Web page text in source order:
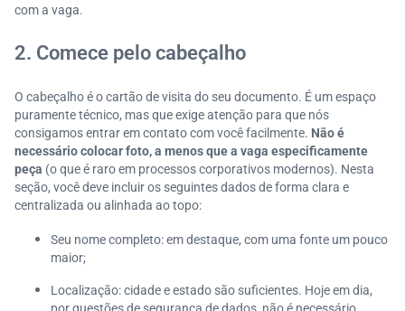
com a vaga.
2. Comece pelo cabeçalho
O cabeçalho é o cartão de visita do seu documento. É um espaço
puramente técnico, mas que exige atenção para que nós
consigamos entrar em contato com você facilmente. Não é
necessário colocar foto, a menos que a vaga especificamente
peça (o que é raro em processos corporativos modernos). Nesta
seção, você deve incluir os seguintes dados de forma clara e
centralizada ou alinhada ao topo:
Seu nome completo: em destaque, com uma fonte um pouco
maior;
Localização: cidade e estado são suficientes. Hoje em dia,